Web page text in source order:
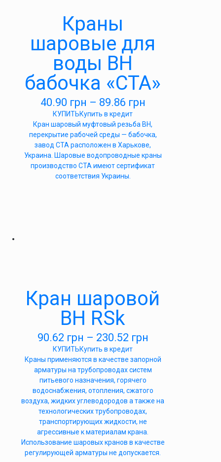
Краны
шаровые для
воды ВН
бабочка «СТА»
40.90 грн – 89.86 грн
КУПИТЬКупить в кредит
Кран шаровый муфтовый резьба ВН,
перекрытие рабочей среды — бабочка,
завод СТА расположен в Харькове,
Украина. Шаровые водопроводные краны
производство СТА имеют сертификат
соответствия Украины.
Кран шаровой
ВН RSk
90.62 грн – 230.52 грн
КУПИТЬКупить в кредит
Краны применяются в качестве запорной
арматуры на трубопроводах систем
питьевого назначения, горячего
водоснабжения, отопления, сжатого
воздуха, жидких углеводородов а также на
технологических трубопроводах,
транспортирующих жидкости, не
агрессивные к материалам крана.
Использование шаровых кранов в качестве
регулирующей арматуры не допускается.